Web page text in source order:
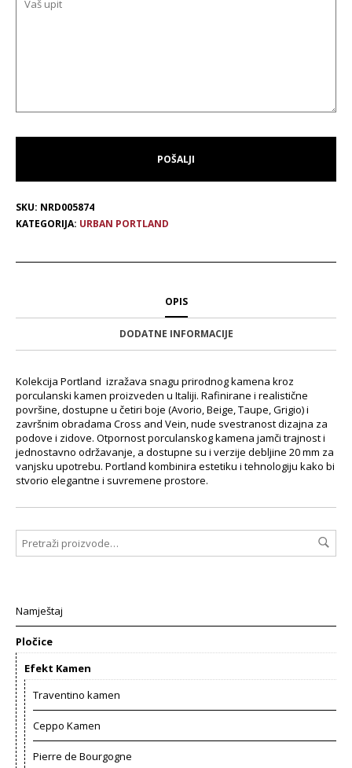
SKU: NRD005874
KATEGORIJA: URBAN PORTLAND
OPIS
DODATNE INFORMACIJE
Kolekcija Portland izražava snagu prirodnog kamena kroz
porculanski kamen proizveden u Italiji. Rafinirane i realistične
površine, dostupne u četiri boje (Avorio, Beige, Taupe, Grigio) i
završnim obradama Cross and Vein, nude svestranost dizajna za
podove i zidove. Otpornost porculanskog kamena jamči trajnost i
jednostavno održavanje, a dostupne su i verzije debljine 20 mm za
vanjsku upotrebu. Portland kombinira estetiku i tehnologiju kako bi
stvorio elegantne i suvremene prostore.
Namještaj
Pločice
Efekt Kamen
Traventino kamen
Ceppo Kamen
Pierre de Bourgogne